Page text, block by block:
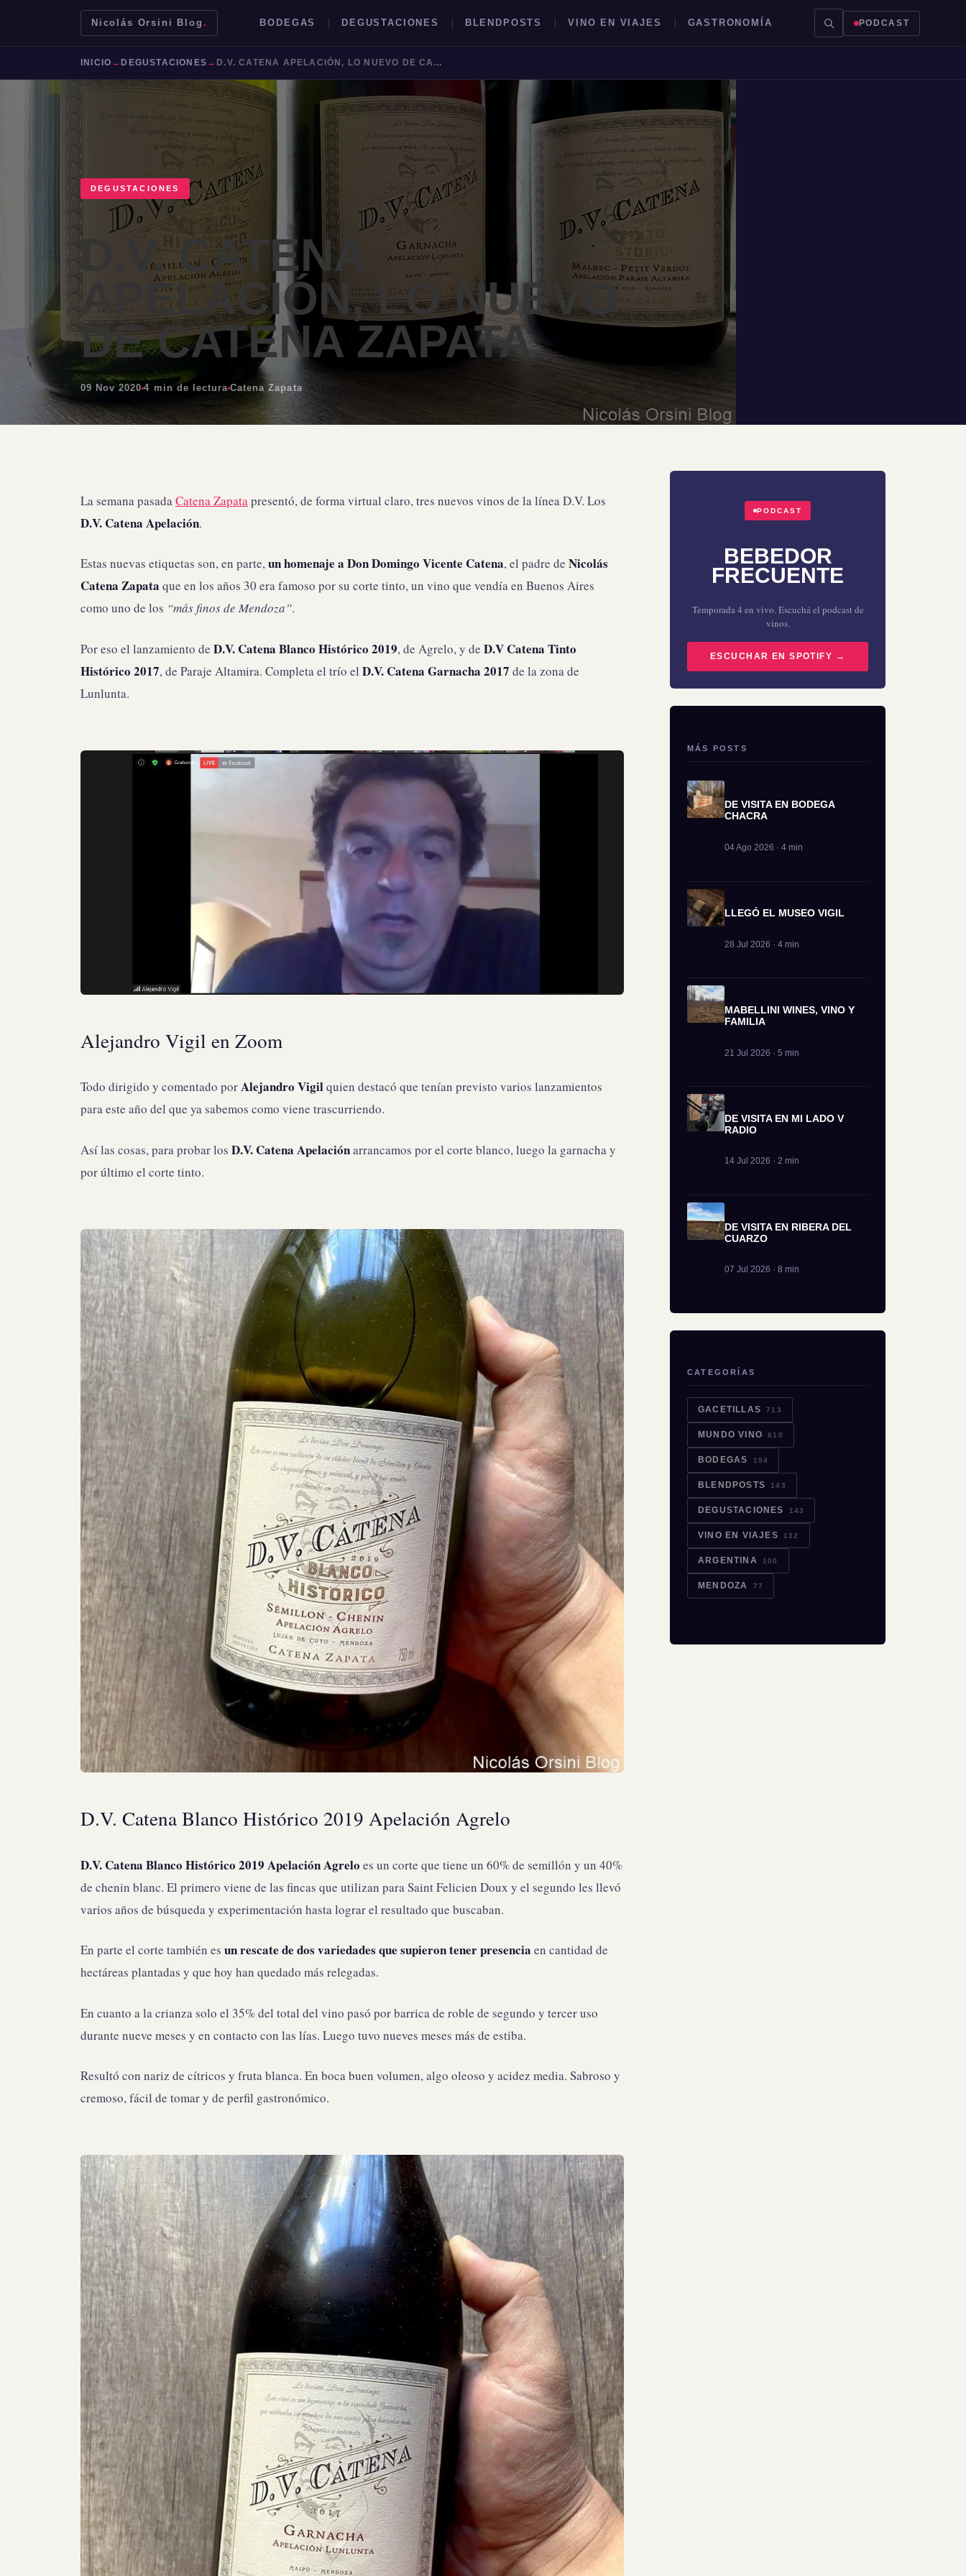
Nicolás Orsini Blog . BODEGAS DEGUSTACIONES BLENDPOSTS VINO EN VIAJES GASTRONOMÍA PODCAST
BUSCAR →
Bodegas Jujuy
INICIO → DEGUSTACIONES → D.V. CATENA APELACIÓN, LO NUEVO DE CATENA ZAPATA
DEGUSTACIONES
D.V. CATENA
APELACIÓN, LO NUEVO
DE CATENA ZAPATA
09 Nov 2020 4 min de lectura Catena Zapata
La semana pasada Catena Zapata presentó, de forma virtual claro, tres nuevos vinos de la línea D.V. Los
D.V. Catena Apelación.
Estas nuevas etiquetas son, en parte,un homenaje a Don Domingo Vicente Catena, el padre de Nicolás
Catena Zapata que en los años 30 era famoso por su corte tinto, un vino que vendía en Buenos Aires
como uno de los “más finos de Mendoza”.
Por eso el lanzamiento de D.V. Catena Blanco Histórico 2019, de Agrelo, y de D.V Catena Tinto
Histórico 2017, de Paraje Altamira. Completa el trío el D.V. Catena Garnacha 2017 de la zona de
Lunlunta.
Alejandro Vigil en Zoom
Todo dirigido y comentado porAlejandro Vigilquien destacó que tenían previsto varios lanzamientos
para este año del que ya sabemos como viene trascurriendo.
Así las cosas, para probar los D.V. Catena Apelaciónarrancamos por el corte blanco, luego la garnacha y
por último el corte tinto.
D.V. Catena Blanco Histórico 2019 Apelación Agrelo
D.V. Catena Blanco Histórico 2019 Apelación Agrelo es un corte que tiene un 60% de semillón y un 40%
de chenin blanc. El primero viene de las fincas que utilizan para Saint Felicien Doux y el segundo les llevó
varios años de búsqueda y experimentación hasta lograr el resultado que buscaban.
En parte el corte también es un rescate de dos variedades que supieron tener presencia en cantidad de
hectáreas plantadas y que hoy han quedado más relegadas.
En cuanto a la crianza solo el 35% del total del vino pasó por barrica de roble de segundo y tercer uso
durante nueve meses y en contacto con las lías. Luego tuvo nueves meses más de estiba.
Resultó con nariz de cítricos y fruta blanca. En boca buen volumen, algo oleoso y acidez media. Sabroso y
cremoso, fácil de tomar y de perfil gastronómico.
PODCAST
BEBEDOR
FRECUENTE
Temporada 4 en vivo. Escuchá el podcast de
vinos.
ESCUCHAR EN SPOTIFY →
MÁS POSTS
DE VISITA EN BODEGA
CHACRA
04 Ago 2026 · 4 min
LLEGÓ EL MUSEO VIGIL
28 Jul 2026 · 4 min
MABELLINI WINES, VINO Y
FAMILIA
21 Jul 2026 · 5 min
DE VISITA EN MI LADO V
RADIO
14 Jul 2026 · 2 min
DE VISITA EN RIBERA DEL
CUARZO
07 Jul 2026 · 8 min
CATEGORÍAS
GACETILLAS 713
MUNDO VINO 610
BODEGAS 194
BLENDPOSTS 143
DEGUSTACIONES 143
VINO EN VIAJES 132
ARGENTINA 100
MENDOZA 77